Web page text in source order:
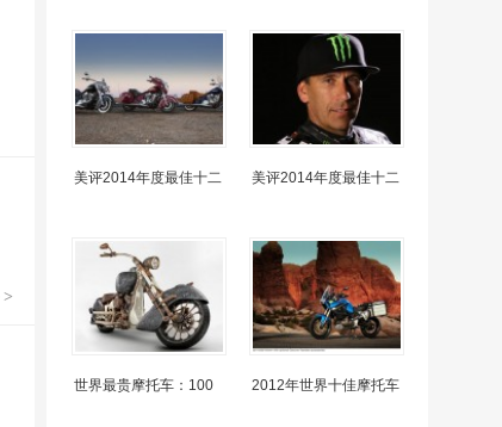
>
美评2014年度最佳十二 美评2014年度最佳十二
世界最贵摩托车：100 2012年世界十佳摩托车